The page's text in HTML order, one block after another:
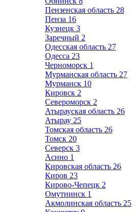
Пензенская область 28
Пенза 16
Кузнецк 3
Заречный 2
Одесская область 27
Одесса 23
Черноморск 1
Мурманская область 27
Мурманск 10
Кировск 2
Североморск 2
Атырауская область 26
Атырау 25
Томская область 26
Томск 20
Северск 3
Асино 1
Кировская область 26
Киров 23
Кирово-Чепецк 2
Омутнинск 1
Акмолинская область 25